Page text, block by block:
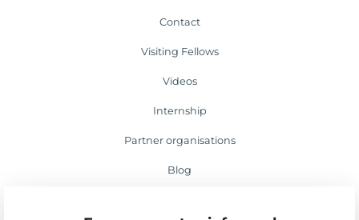
Contact
Visiting Fellows
Videos
Internship
Partner organisations
Blog